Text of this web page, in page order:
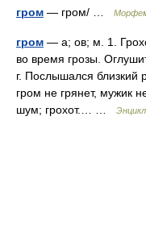
гром — гром/ …
гром — а; ов; м. 1.
во время грозы.
г. Послышался близкий
гром не грянет, мужик
шум; грохот.… …